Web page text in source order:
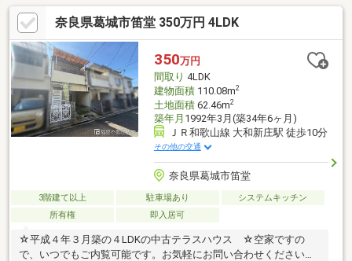
様に最新の物件情報を発信しております。仲介をメインに営業し
ておりますので、売却希望のお客様には、スピーディーに取引が
出来るよう心がけております。安心してお任せ下さいませ。まず
は、物件を見るだけでも大歓迎です！ 時間をかけて自分に合った
家はどんな家なのか、一緒に探して行きましょう！◆お問合せお
待ちしております◆
奈良県葛城市笛堂 350万円 4LDK
350万円
間取り 4LDK
建物面積110.08m2
土地面積62.46m2
築年月 1992年3月(築34年6ヶ月)
ＪＲ和歌山線 大和新庄駅 徒歩10分
その他の交通
奈良県葛城市笛堂
3階建て以上 駐車場あり
システムキッチン
所有権
即入居可
☆平成４年３月築の４LDKの中古テラスハウス ☆空家ですの
で、いつでもご内覧可能です。お気軽にお問い合わせください。